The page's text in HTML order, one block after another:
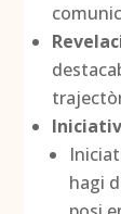
hagi